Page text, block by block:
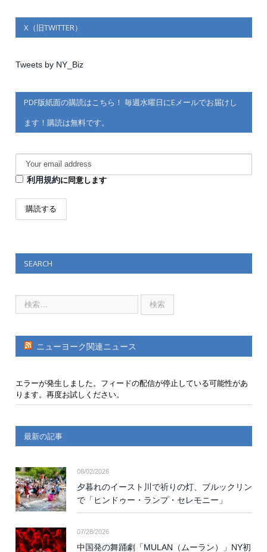
X（旧TWITTER）
Tweets by NY_Biz
PDF版紙面の購読はこちら！ 毎週水曜日にEメールでお届けし
ます！購読は無料です。
利用規約に同意します
SEARCH
ニューヨーク関連ニュース
エラーが発生しました。フィードの配信が停止している可能性があ
ります。再度お試しください。
最新の記事
08/02/2026
夕暮れのイースト川で祈りの灯、ブルックリン
で「ヒンドゥー・ランプ・セレモニー」
07/28/2026
中国発の舞踊劇「MULAN（ムーラン）」NY初